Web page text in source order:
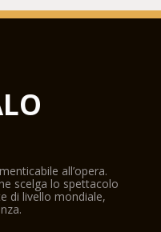
all’opera.
scelga lo spettacolo
di livello mondiale,